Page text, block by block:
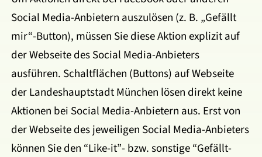
Social Media-Anbietern auszulösen (z. B. „Gefällt
mir“-Button), müssen Sie diese Aktion explizit auf
der Webseite des Social Media-Anbieters
ausführen. Schaltflächen (Buttons) auf Webseite
der Landeshauptstadt München lösen direkt keine
Aktionen bei Social Media-Anbietern aus. Erst von
der Webseite des jeweiligen Social Media-Anbieters
können Sie den “Like-it”- bzw. sonstige “Gefällt-